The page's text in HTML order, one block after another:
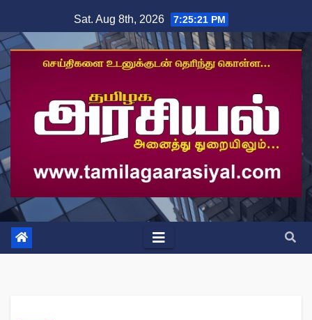
to
content
Sat. Aug 8th, 2026 7:25:22 PM